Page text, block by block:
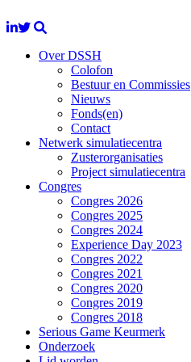
Over DSSH
Colofon
Bestuur en Commissies
Nieuws
Fonds(en)
Contact
Netwerk simulatiecentra
Zusterorganisaties
Project simulatiecentra
Congres
Congres 2026
Congres 2025
Congres 2024
Experience Day 2023
Congres 2022
Congres 2021
Congres 2020
Congres 2019
Congres 2018
Serious Game Keurmerk
Onderzoek